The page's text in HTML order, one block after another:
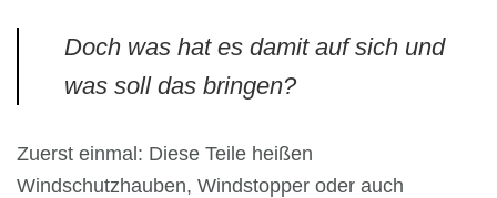
Doch was hat es damit auf sich und
was soll das bringen?
Zuerst einmal: Diese Teile heißen
Windschutzhauben, Windstopper oder auch